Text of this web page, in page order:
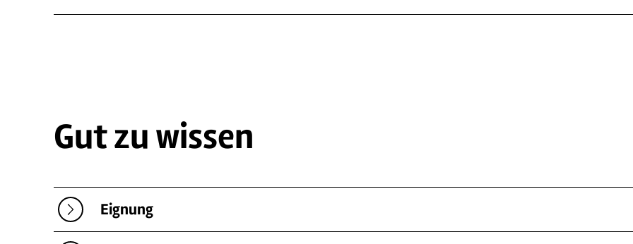
Gut zu wissen
Eignung